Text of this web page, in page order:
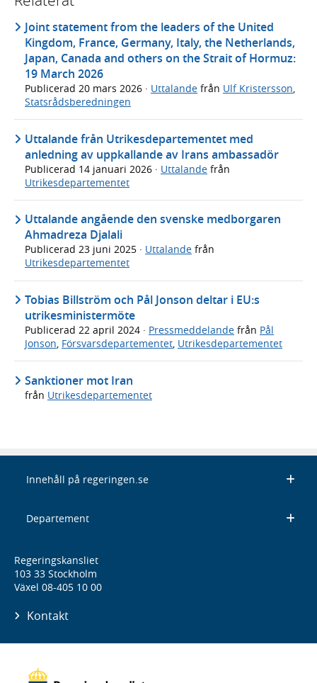
Joint statement from the leaders of the United
Kingdom, France, Germany, Italy, the Netherlands,
Japan, Canada and others on the Strait of Hormuz:
19 March 2026
Publicerad 20 mars 2026 · Uttalande från Ulf Kristersson,
Statsrådsberedningen
Uttalande från Utrikesdepartementet med
anledning av uppkallande av Irans ambassadör
Publicerad 14 januari 2026 · Uttalande från
Utrikesdepartementet
Uttalande angående den svenske medborgaren
Ahmadreza Djalali
Publicerad 23 juni 2025 · Uttalande från
Utrikesdepartementet
Tobias Billström och Pål Jonson deltar i EU:s
utrikesministermöte
Publicerad 22 april 2024 · Pressmeddelande från Pål
Jonson, Försvarsdepartementet, Utrikesdepartementet
Sanktioner mot Iran
från Utrikesdepartementet
Innehåll på regeringen.se
Departement
Regeringskansliet
103 33 Stockholm
Växel 08-405 10 00
Kontakt